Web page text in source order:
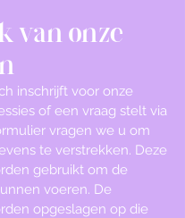
van onze
inschrijft voor onze
of een vraag stelt via
vragen we u om
te verstrekken. Deze
gebruikt om de
voeren. De
opgeslagen op die